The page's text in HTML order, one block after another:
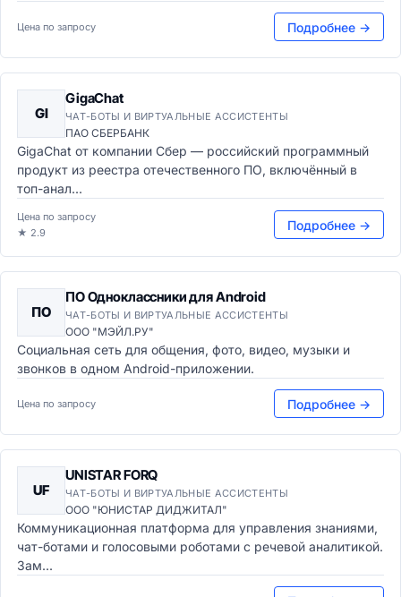
Цена по запросу Подробнее →
GI
GigaChat
ЧАТ-БОТЫ И ВИРТУАЛЬНЫЕ АССИСТЕНТЫ
ПАО СБЕРБАНК
GigaChat от компании Сбер — российский программный
продукт из реестра отечественного ПО, включённый в
топ-анал...
Цена по запросу
★ 2.9
Подробнее →
ПО
ПО Одноклассники для Android
ЧАТ-БОТЫ И ВИРТУАЛЬНЫЕ АССИСТЕНТЫ
ООО "МЭЙЛ.РУ"
Социальная сеть для общения, фото, видео, музыки и
звонков в одном Android-приложении.
Цена по запросу Подробнее →
UF
UNISTAR FORQ
ЧАТ-БОТЫ И ВИРТУАЛЬНЫЕ АССИСТЕНТЫ
ООО "ЮНИСТАР ДИДЖИТАЛ"
Коммуникационная платформа для управления знаниями,
чат-ботами и голосовыми роботами с речевой аналитикой.
Зам...